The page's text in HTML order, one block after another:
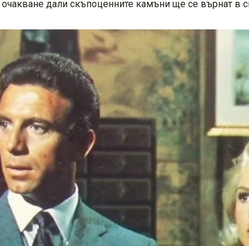
очакване дали скъпоценните камъни ще се върнат в